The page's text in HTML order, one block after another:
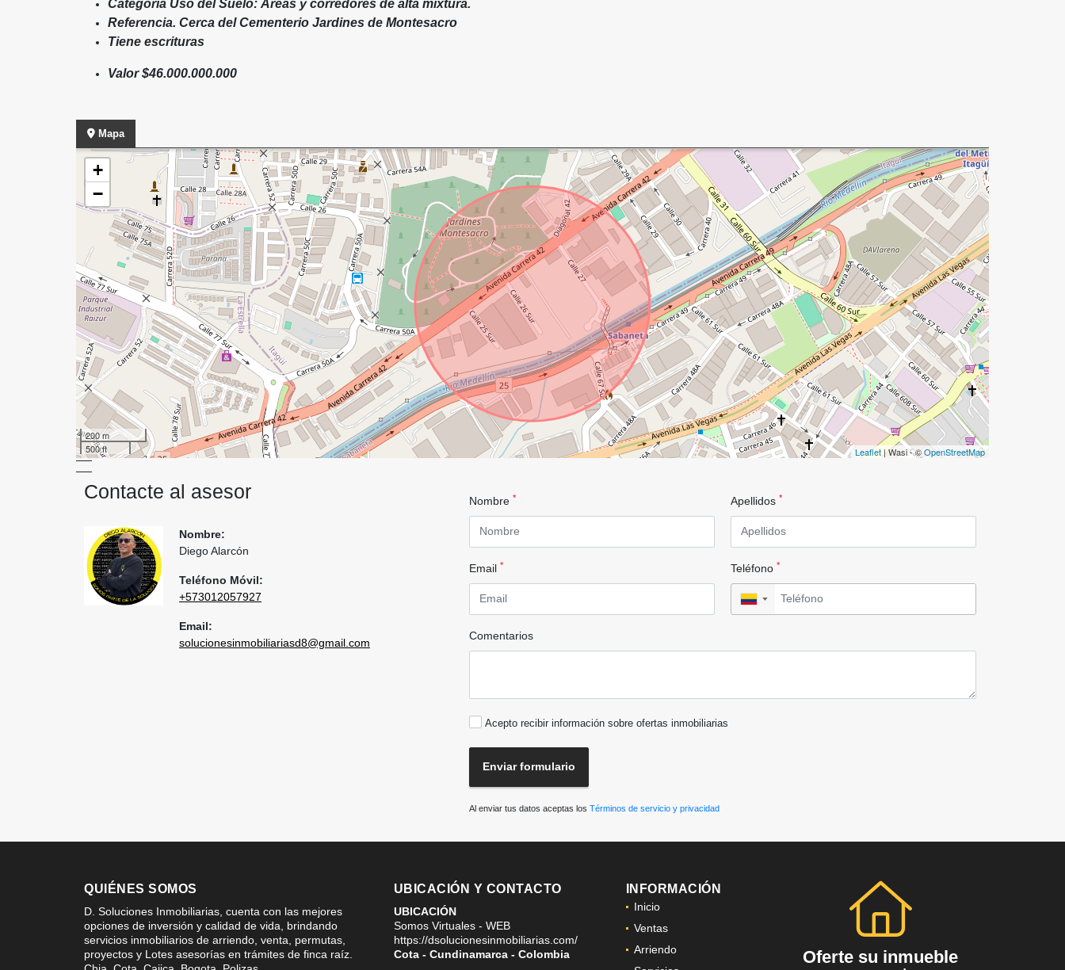
Categoría Uso del Suelo: Áreas y corredores de alta mixtura.
Referencia. Cerca del Cementerio Jardines de Montesacro
Tiene escrituras
Valor $46.000.000.000
Mapa
+
−
200 m
500 ft
Leaflet | Wasi - ©OpenStreetMap
Contacte al asesor
Nombre:
Diego Alarcón
Teléfono Móvil:
+573012057927
Email:
solucionesinmobiliariasd8@gmail.com
Nombre * Apellidos *
Email * Teléfono *
▼
Comentarios
Acepto recibir información sobre ofertas inmobiliarias
Enviar formulario
Al enviar tus datos aceptas los Términos de servicio y privacidad
QUIÉNES SOMOS
D. Soluciones Inmobiliarias, cuenta con las mejores
opciones de inversión y calidad de vida, brindando
servicios inmobiliarios de arriendo, venta, permutas,
proyectos y Lotes asesorías en trámites de finca raíz.
UBICACIÓN Y CONTACTO
UBICACIÓN
Somos Virtuales - WEB
https://dsolucionesinmobiliarias.com/
Cota - Cundinamarca - Colombia
INFORMACIÓN
Inicio
Ventas
Arriendo
Oferte su inmueble